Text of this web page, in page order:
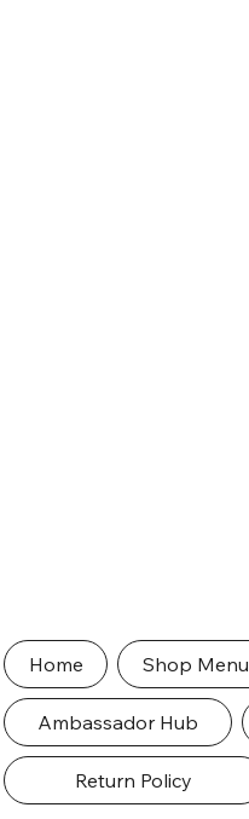
Home Shop Menu
Ambassador Hub
Return Policy